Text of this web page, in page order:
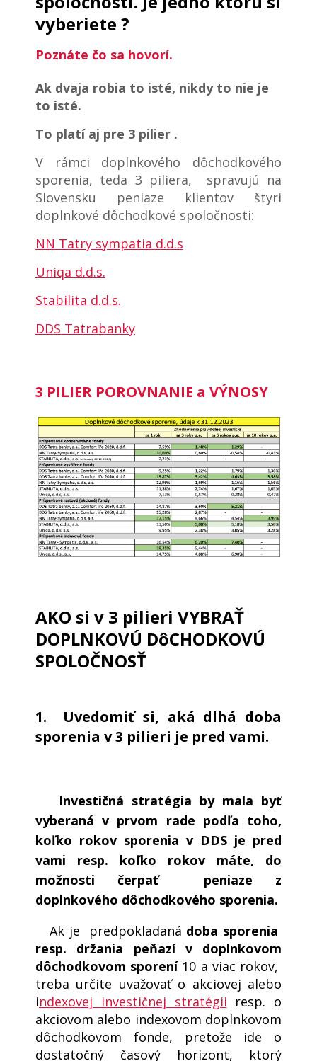
vyberiete ?
Poznáte čo sa hovorí.
Ak dvaja robia to isté, nikdy to nie je
to isté.
To platí aj pre 3 pilier .
V rámci doplnkového dôchodkového
sporenia, teda 3 piliera, spravujú na
Slovensku peniaze klientov štyri
doplnkové dôchodkové spoločnosti:
NN Tatry sympatia d.d.s
Uniqa d.d.s.
Stabilita d.d.s.
DDS Tatrabanky
3 PILIER POROVNANIE a VÝNOSY
AKO si v 3 pilieri VYBRAŤ
DOPLNKOVÚ DôCHODKOVÚ
SPOLOČNOSŤ
1. Uvedomiť si, aká dlhá doba
sporenia v 3 pilieri je pred vami.
Investičná stratégia by mala byť
vyberaná v prvom rade podľa toho,
koľko rokov sporenia v DDS je pred
vami resp. koľko rokov máte, do
možnosti čerpať peniaze z
doplnkového dôchodkového sporenia.
Ak je predpokladaná doba sporenia
resp. držania peňazí v doplnkovom
dôchodkovom sporení10 a viac rokov,
treba určite uvažovať o akciovej alebo
indexovej investičnej stratégii resp. o
akciovom alebo indexovom doplnkovom
dôchodkovom fonde, pretože ide o
dostatočný časový horizont, ktorý